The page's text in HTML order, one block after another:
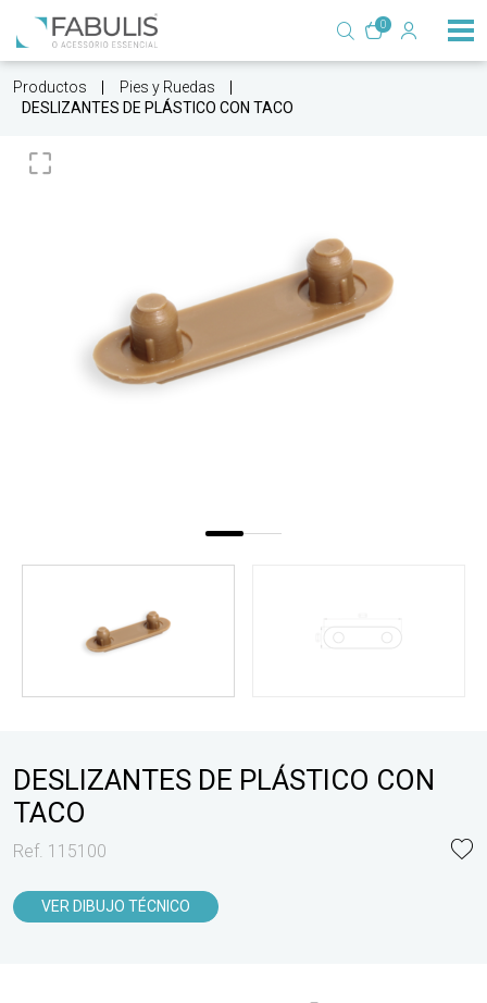
0
Productos
Pies y Ruedas
DESLIZANTES DE PLÁSTICO CON TACO
DESLIZANTES DE PLÁSTICO CON
TACO
Ref. 115100
VER DIBUJO TÉCNICO